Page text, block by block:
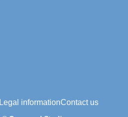
Legal informationContact us